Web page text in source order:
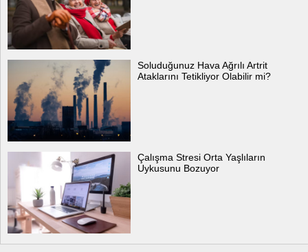
Soluduğunuz Hava Ağrılı Artrit
Ataklarını Tetikliyor Olabilir mi?
Çalışma Stresi Orta Yaşlıların
Uykusunu Bozuyor